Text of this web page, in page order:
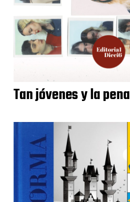
Tan jóvenes y la pena